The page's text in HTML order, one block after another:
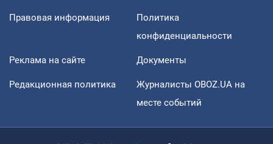
Правовая информация
Политика
конфиденциальности
Реклама на сайте Документы
Редакционная политика
Журналисты OBOZ.UA на
месте событий